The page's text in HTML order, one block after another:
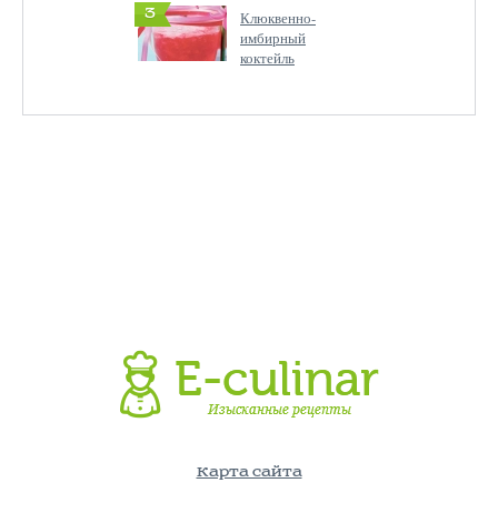
3
Клюквенно-
имбирный
коктейль
Карта сайта